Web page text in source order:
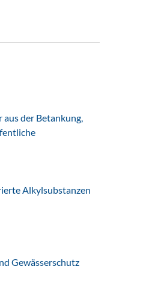
der Betankung,
Alkylsubstanzen
Gewässerschutz